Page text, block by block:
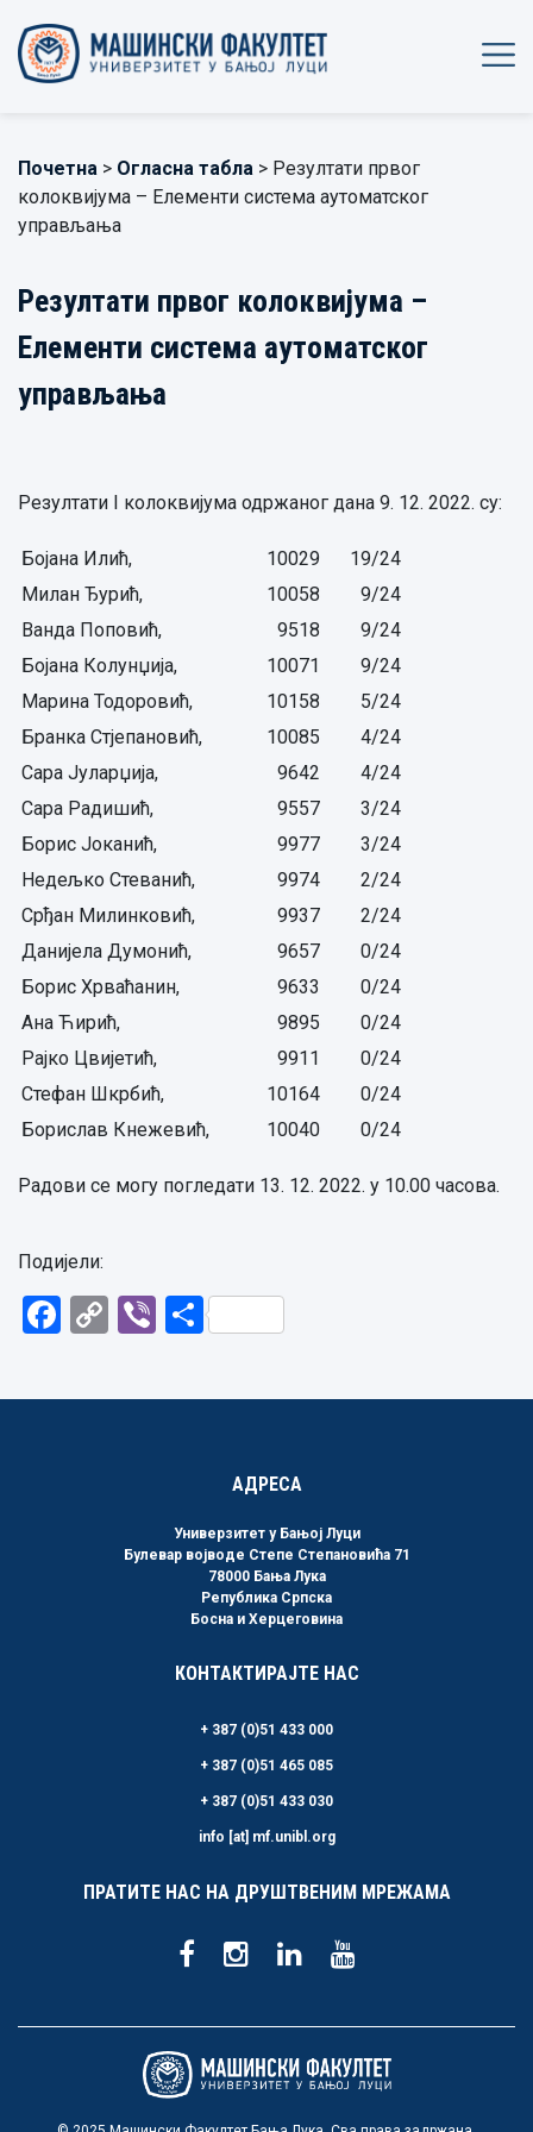
Почетна > Огласна табла > Резултати првог
колоквијума – Елементи система аутоматског
управљања
Резултати првог колоквијума –
Елементи система аутоматског
управљања
Резултати I колоквијума одржаног дана 9. 12. 2022. су:
Бојана Илић, 10029
19/24
Милан Ђурић,
10058
9/24
Ванда Поповић,
9518
9/24
Бојана Колунџија,
10071
9/24
Марина Тодоровић,
10158
5/24
Бранка Стјепановић,
10085
4/24
Сара Јуларџија,
9642
4/24
Сара Радишић,
9557
3/24
Борис Јоканић,
9977
3/24
Недељко Стеванић,
9974
2/24
Срђан Милинковић,
9937
2/24
Данијела Думонић,
9657
0/24
Борис Хрваћанин,
9633
0/24
Ана Ћирић,
9895
0/24
Рајко Цвијетић,
9911
0/24
Стефан Шкрбић,
10164
0/24
Борислав Кнежевић,
10040 0/24
Радови се могу погледати 13. 12. 2022. у 10.00 часова.
Подијели:
Facebook
CopyViberShare
АДРЕСА
Универзитет у Бањој Луци
Булевар војводе Степе Степановића 71
78000 Бања Лука
Република Српска
Босна и Херцеговина
КОНТАКТИРАЈТЕ НАС
+ 387 (0)51 433 000
+ 387 (0)51 465 085
+ 387 (0)51 433 030
info [at] mf.unibl.org
ПРАТИТЕ НАС НА ДРУШТВЕНИМ МРЕЖАМА